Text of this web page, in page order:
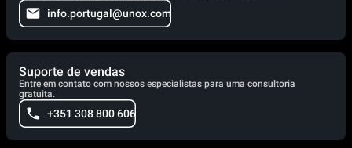
info.portugal@unox.com
Suporte de vendas
Entre em contato com nossos especialistas para uma consultoria
gratuita.
+351 308 800 606